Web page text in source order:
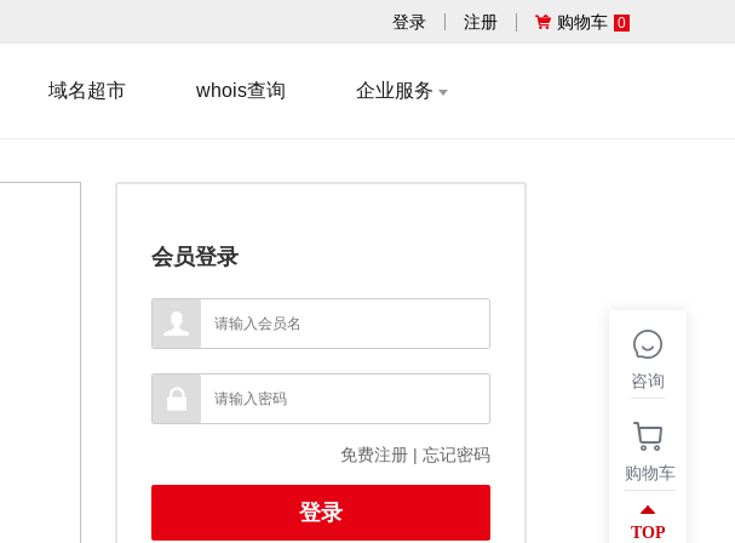
登录 注册 购物车 0
域名超市 whois查询 企业服务
会员登录
免费注册 | 忘记密码
咨询
购物车
TOP